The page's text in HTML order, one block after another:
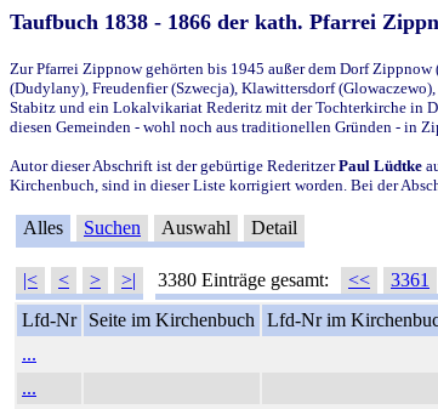
Taufbuch 1838 - 1866 der kath. Pfarrei
Zur Pfarrei Zippnow gehörten bis 1945 außer dem Dorf
(Dudylany), Freudenfier (Szwecja), Klawittersdorf
Stabitz und ein Lokalvikariat Rederitz mit der Tochterkirche in
diesen Gemeinden - wohl noch aus traditionellen Gründen - in
Autor dieser Abschrift ist der gebürtige RederitzerPaul Lüdtke
Kirchenbuch, sind in dieser Liste korrigiert worden. Bei der
Alles Suchen Auswahl Detail
|< < > >| 3380 Einträge gesamt: << 3361
Lfd-Nr
Seite im Kirchenbuch Lfd-Nr im
...
...